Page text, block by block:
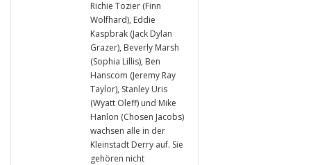
Richie Tozier (Finn
Wolfhard), Eddie
Kaspbrak (Jack Dylan
Grazer), Beverly Marsh
(Sophia Lillis), Ben
Hanscom (Jeremy Ray
Taylor), Stanley Uris
(Wyatt Oleff) und Mike
Hanlon (Chosen Jacobs)
wachsen alle in der
Kleinstadt Derry auf. Sie
gehören nicht